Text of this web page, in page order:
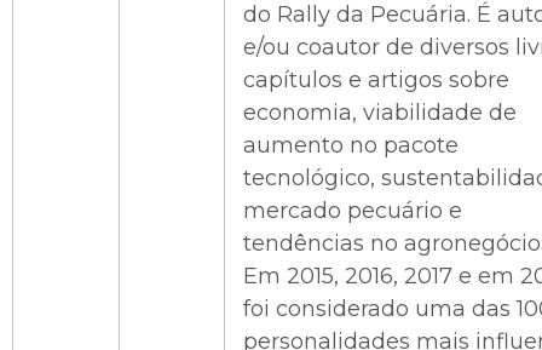
do Rally da Pecuária. É
e/ou coautor de diversos
capítulos e artigos sobre
economia, viabilidade de
aumento no pacote
tecnológico,
mercado pecuário e
tendências no
Em 2015, 2016, 2017 e em
foi considerado uma das
personalidades mais